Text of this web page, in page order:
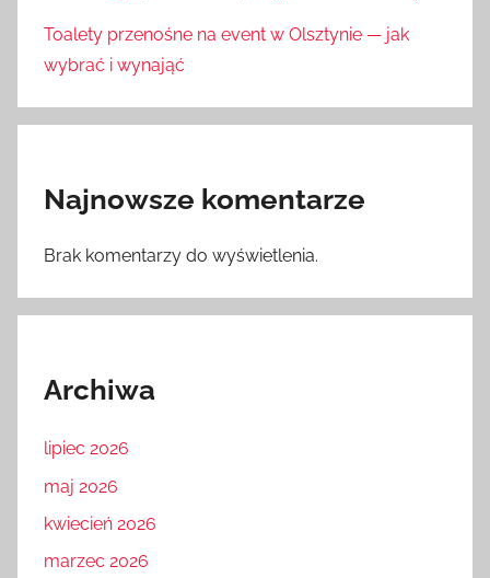
Toalety przenośne na event w Olsztynie — jak
wybrać i wynająć
Najnowsze komentarze
Brak komentarzy do wyświetlenia.
Archiwa
lipiec 2026
maj 2026
kwiecień 2026
marzec 2026